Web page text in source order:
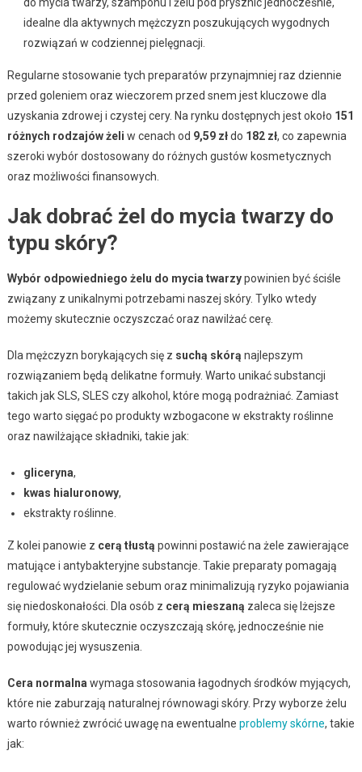
idealne dla aktywnych mężczyzn poszukujących wygodnych
rozwiązań w codziennej pielęgnacji.
Regularne stosowanie tych preparatów przynajmniej raz dziennie
przed goleniem oraz wieczorem przed snem jest kluczowe dla
uzyskania zdrowej i czystej cery. Na rynku dostępnych jest około 151
różnych rodzajów żeli w cenach od 9,59 złdo 182 zł, co zapewnia
szeroki wybór dostosowany do różnych gustów kosmetycznych
oraz możliwości finansowych.
Jak dobrać żel do mycia twarzy do
typu skóry?
Wybór odpowiedniego żelu do mycia twarzypowinien być ściśle
związany z unikalnymi potrzebami naszej skóry. Tylko wtedy
możemy skutecznie oczyszczać oraz nawilżać cerę.
Dla mężczyzn borykających się z suchą skórą najlepszym
rozwiązaniem będą delikatne formuły. Warto unikać substancji
takich jak SLS, SLES czy alkohol, które mogą podrażniać. Zamiast
tego warto sięgać po produkty wzbogacone w ekstrakty roślinne
oraz nawilżające składniki, takie jak:
gliceryna,
kwas hialuronowy,
ekstrakty roślinne.
Z kolei panowie z cerą tłustą powinni postawić na żele zawierające
matujące i antybakteryjne substancje. Takie preparaty pomagają
regulować wydzielanie sebum oraz minimalizują ryzyko pojawiania
się niedoskonałości. Dla osób z cerą mieszaną zaleca się lżejsze
formuły, które skutecznie oczyszczają skórę, jednocześnie nie
powodując jej wysuszenia.
Cera normalna wymaga stosowania łagodnych środków myjących,
które nie zaburzają naturalnej równowagi skóry. Przy wyborze żelu
warto również zwrócić uwagę na ewentualne problemy skórne, takie
jak: